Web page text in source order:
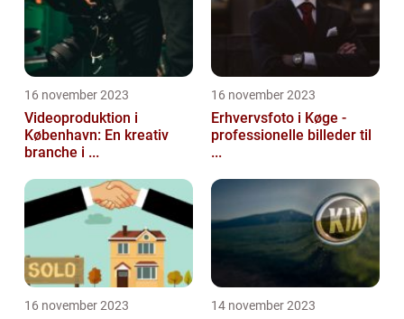
16 november 2023
Videoproduktion i
København: En kreativ
branche i ...
16 november 2023
Erhvervsfoto i Køge -
professionelle billeder til
...
16 november 2023 14 november 2023